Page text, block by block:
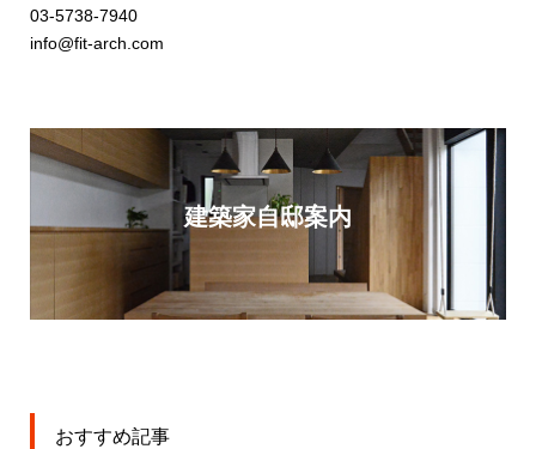
03-5738-7940
info@fit-arch.com
建築家自邸案内
おすすめ記事